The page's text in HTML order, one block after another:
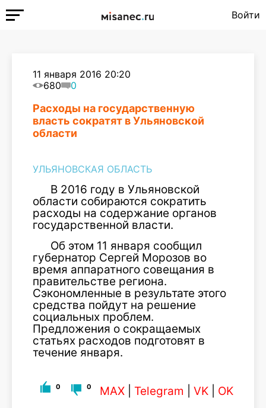
Войти
11 января 2016 20:20
680
0
Расходы на государственную
власть сократят в Ульяновской
области
УЛЬЯНОВСКАЯ ОБЛАСТЬ
В 2016 году в Ульяновской
области собираются сократить
расходы на содержание органов
государственной власти.
Об этом 11 января сообщил
губернатор Сергей Морозов во
время аппаратного совещания в
правительстве региона.
Сэкономленные в результате этого
средства пойдут на решение
социальных проблем.
Предложения о сокращаемых
статьях расходов подготовят в
течение января.
0 0 MAX Telegram VK OK